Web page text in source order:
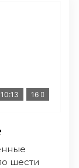
16
шести